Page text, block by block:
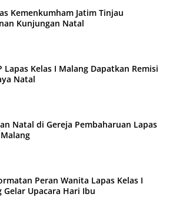
Kemenkumham Jatim Tinjau
Kunjungan Natal
Lapas Kelas I Malang Dapatkan Remisi
Natal
Natal di Gereja Pembaharuan Lapas
Peran Wanita Lapas Kelas I
Gelar Upacara Hari Ibu